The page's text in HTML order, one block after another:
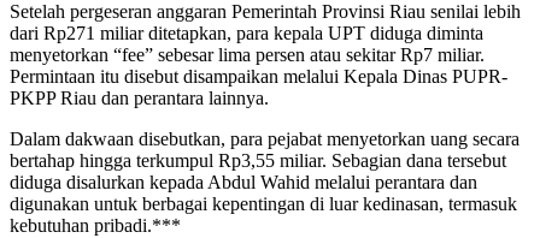
Setelah pergeseran anggaran Pemerintah Provinsi Riau senilai lebih
dari Rp271 miliar ditetapkan, para kepala UPT diduga diminta
menyetorkan “fee” sebesar lima persen atau sekitar Rp7 miliar.
Permintaan itu disebut disampaikan melalui Kepala Dinas PUPR-
PKPP Riau dan perantara lainnya.
Dalam dakwaan disebutkan, para pejabat menyetorkan uang secara
bertahap hingga terkumpul Rp3,55 miliar. Sebagian dana tersebut
diduga disalurkan kepada Abdul Wahid melalui perantara dan
digunakan untuk berbagai kepentingan di luar kedinasan, termasuk
kebutuhan pribadi.***